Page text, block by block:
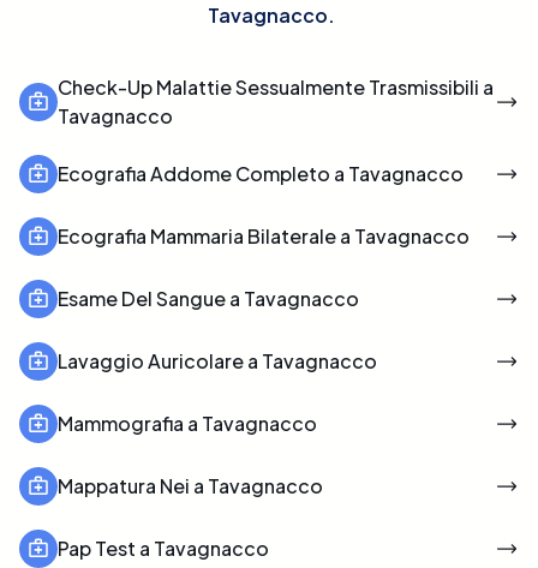
Tavagnacco.
Check-Up Malattie Sessualmente Trasmissibili a
Tavagnacco
Ecografia Addome Completo a Tavagnacco
Ecografia Mammaria Bilaterale a Tavagnacco
Esame Del Sangue a Tavagnacco
Lavaggio Auricolare a Tavagnacco
Mammografia a Tavagnacco
Mappatura Nei a Tavagnacco
Pap Test a Tavagnacco